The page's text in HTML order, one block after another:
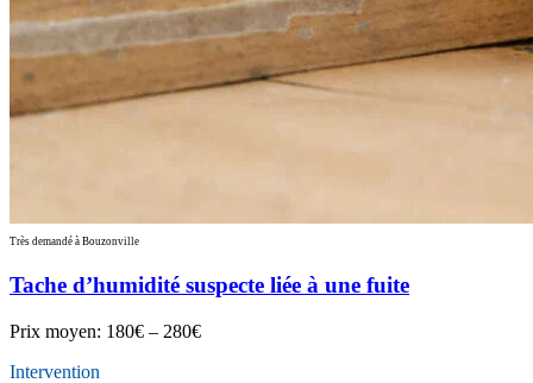
Très demandé à Bouzonville
Tache d’humidité suspecte liée à une fuite
Prix moyen: 180€ – 280€
Intervention